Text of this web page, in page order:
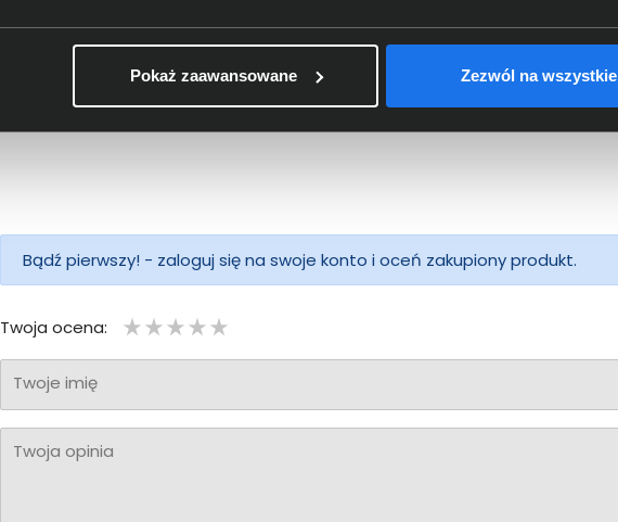
Pokaż zaawansowane Zezwól na wszystkie
Bądź pierwszy! - zaloguj się na swoje konto i oceń zakupiony produkt.
Twoja ocena:
Twoje imię
Twoja opinia